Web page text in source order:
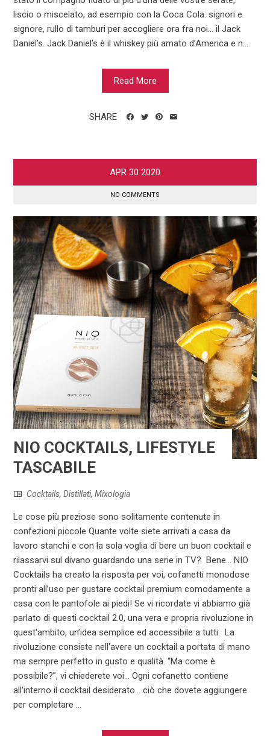
liscio o miscelato, ad esempio con la Coca Cola: signori e
signore, rullo di tamburi per accogliere ora fra noi... il Jack
Daniel’s. Jack Daniel’s è il whiskey più amato d’America e n...
Read More
SHARE
APR 30 2020
NO COMMENTS
NIO COCKTAILS, LIFESTYLE
TASCABILE
Cocktails,Distillati,Mixologia
Le cose più preziose sono solitamente contenute in
confezioni piccole Quante volte siete arrivati a casa da
lavoro stanchi e con la sola voglia di bere un buon cocktail e
rilassarvi sul divano guardando una serie in TV? Bene… NIO
Cocktails ha creato la risposta per voi, cofanetti monodose
pronti all’uso per gustare cocktail premium comodamente a
casa con le pantofole ai piedi! Se vi ricordate vi abbiamo già
parlato di questi cocktail 2.0, una vera e propria rivoluzione in
quest'ambito, un’idea semplice ed accessibile a tutti. La
rivoluzione consiste nell'avere un cocktail a portata di mano
ma sempre perfetto in gusto e qualità. “Ma come è
possibile?”, vi chiederete voi… Ogni cofanetto contiene
all'interno il cocktail desiderato… ciò che dovete aggiungere
per completare ...